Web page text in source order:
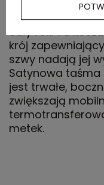
gramaturze 180
czemu idealnie
cały rok. Ta
krój
szwy nadają jej
Satynowa taśma
jest trwałe,
zwiększają
metek.